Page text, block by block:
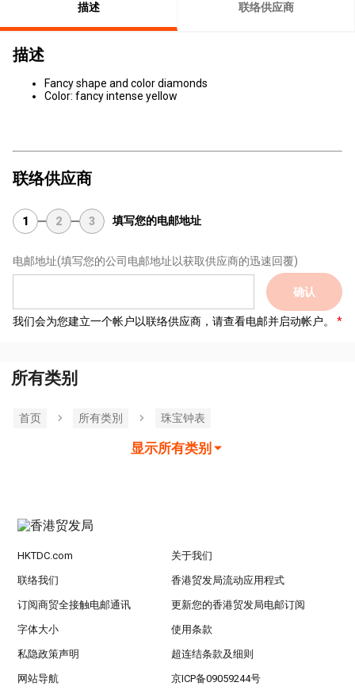
描述 联络供应商
描述
Fancy shape and color diamonds
​​Color: fancy intense yellow
联络供应商
1 2 3 填写您的电邮地址
电邮地址(填写您的公司电邮地址以获取供应商的迅速回覆)
确认
我们会为您建立一个帐户以联络供应商，请查看电邮并启动帐户。
所有类别
首页 所有类別 珠宝钟表
显示所有类别
HKTDC.com 关于我们
联络我们 香港贸发局流动应用程式
订阅商贸全接触电邮通讯 更新您的香港贸发局电邮订阅
字体大小 使用条款
私隐政策声明 超连结条款及细则
网站导航 京ICP备09059244号